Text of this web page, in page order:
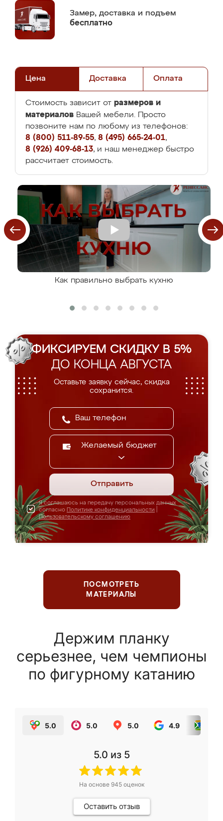
Замер, доставка и подъем
бесплатно
Цена Доставка Оплата
Стоимость зависит от размеров и
материалов Вашей мебели. Просто
позвоните нам по любому из телефонов:
8 (800) 511-89-55, 8 (495) 665-24-01,
8 (926) 409-68-13, и наш менеджер быстро
рассчитает стоимость.
Как правильно выбрать кухню
ФИКСИРУЕМ СКИДКУ В 5%
ДО КОНЦА АВГУСТА
Оставьте заявку сейчас, скидка
сохранится.
Желаемый бюджет
Отправить
Я соглашаюсь на передачу персональных данных
согласно Политике конфиденциальности
Пользовательскому соглашению
ПОСМОТРЕТЬ
МАТЕРИАЛЫ
Держим планку
серьезнее, чем чемпионы
по фигурному катанию
5.0 5.0 5.0 4.9
5.0 из 5
На основе 945оценок
Оставить отзыв